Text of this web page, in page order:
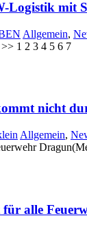
Logistik mit
Allgemein,
1 2 3 4 5 6 7
nicht
Allgemein,
alle